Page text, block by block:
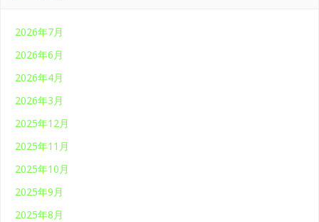
2026年7月
2026年6月
2026年4月
2026年3月
2025年12月
2025年11月
2025年10月
2025年9月
2025年8月